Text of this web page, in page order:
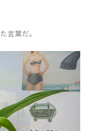
言葉だ。